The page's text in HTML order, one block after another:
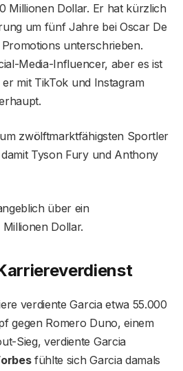
Millionen Dollar. Er hat kürzlich
um fünf Jahre bei Oscar De
unterschrieben.
Media-Influencer, aber es ist
mit TikTok und Instagram
zwölftmarktfähigsten Sportler
Tyson Fury und Anthony
über ein
Dollar.
verdiente Garcia etwa 55.000
gegen Romero Duno, einem
Sieg, verdiente Garcia
fühlte sich Garcia damals